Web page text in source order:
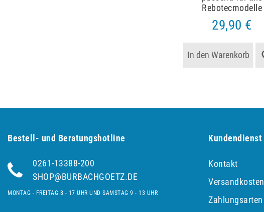
Rebotecmodelle
29,90 €
In den Warenkorb
Bestell- und Be­ra­tungs­hot­line
0261-13388-200
SHOP@BURBACHGOETZ.DE
MONTAG - FREITAG 8 - 17 UHR UND SAMSTAG 9 - 13 UHR
Kundendienst
Kontakt
Versandkosten
Zahlungsarten